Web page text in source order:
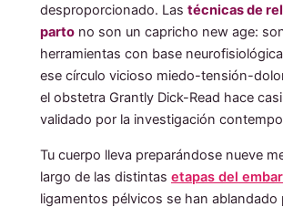
desproporcionado. Las técnicas de
parto no son un capricho new age:
herramientas con base
ese círculo vicioso miedo-tensión-
el obstetra Grantly Dick-Read hace
validado por la investigación
Tu cuerpo lleva preparándose nueve
largo de las distintas etapas del
ligamentos pélvicos se han ablandado